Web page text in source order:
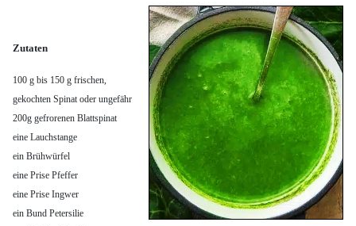
Zutaten
100 g bis 150 g frischen,
gekochten Spinat oder ungefähr
200g gefrorenen Blattspinat
eine Lauchstange
ein Brühwürfel
eine Prise Pfeffer
eine Prise Ingwer
ein Bund Petersilie